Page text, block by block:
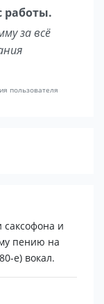
работы.
за всё
пользователя
и
пению на
е) вокал.